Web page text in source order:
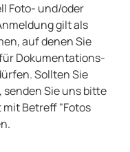
Foto- und/oder
gilt als
auf denen Sie
Dokumentations-
Sollten Sie
Sie uns bitte
mit Betreff "Fotos